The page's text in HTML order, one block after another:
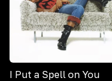
I Put a Spell on You